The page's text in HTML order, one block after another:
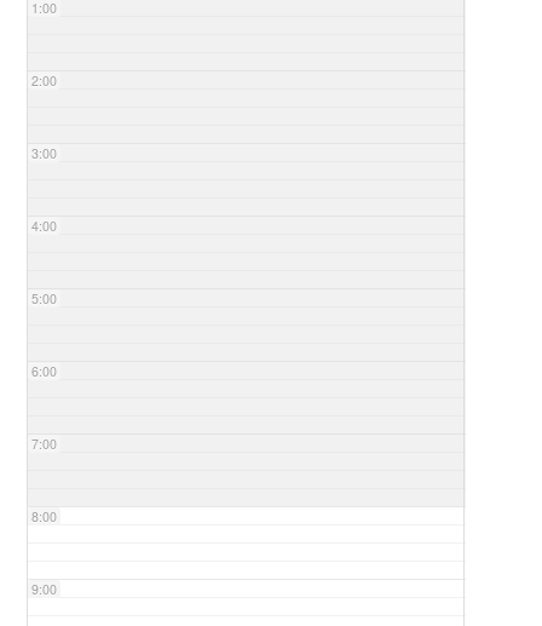
1:00
2:00
3:00
4:00
5:00
6:00
7:00
8:00
9:00